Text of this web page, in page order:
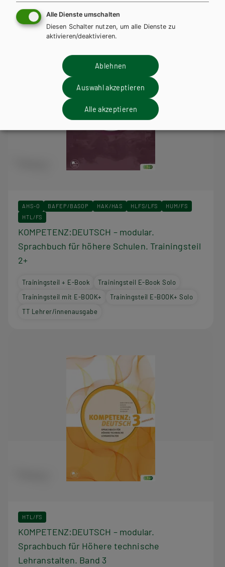
AHS-O BAFEP/BASOP HAK/HAS HLFS/LFS
HUM/FS
HTL/FS
KOMPETENZ:DEUTSCH – modular.
Sprachbuch für höhere Schulen. Trainingsteil
2+
Trainingsteil + E-Book
Trainingsteil E-Book Solo
Trainingsteil mit E-BOOK+
Trainingsteil E-BOOK+ Solo
TT Lehrer/innenausgabe
HTL/FS
KOMPETENZ:DEUTSCH – modular.
Sprachbuch für Höhere technische
Lehranstalten. Band 3
Alle Dienste umschalten
Diesen Schalter nutzen, um alle Dienste zu
aktivieren/deaktivieren.
Ablehnen
Auswahl akzeptieren
Alle akzeptieren